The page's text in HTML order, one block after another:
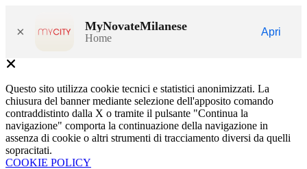
× MyNovateMilanese
Home
Apri
Questo sito utilizza cookie tecnici e statistici anonimizzati. La
chiusura del banner mediante selezione dell'apposito comando
contraddistinto dalla X o tramite il pulsante "Continua la
navigazione" comporta la continuazione della navigazione in
assenza di cookie o altri strumenti di tracciamento diversi da quelli
sopracitati.
COOKIE POLICY